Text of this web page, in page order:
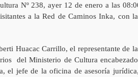
Nº 238, ayer 12 de enero a las
a la Red de Caminos Inka, con
Huacac Carrillo, el representante de
del Ministerio de Cultura
el jefe de la oficina de asesoría